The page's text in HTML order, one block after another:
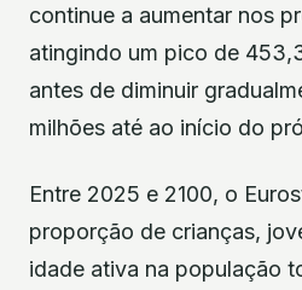
continue a aumentar nos
atingindo um pico de
antes de diminuir
milhões até ao início do
Entre 2025 e 2100, o
proporção de crianças,
idade ativa na população